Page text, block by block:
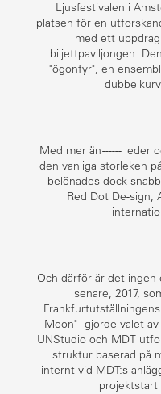
Ljusfestivalen i
platsen för en
med ett
biljettpaviljongen.
"ögonfyr", en
Med mer än ------ leder
den vanliga storleken
belönades dock
Red Dot De-sign,
Och därför är det ingen
senare, 2017,
Moon" - gjorde valet
UNStudio och MDT
struktur baserad på
internt vid MDT:s
projektstart